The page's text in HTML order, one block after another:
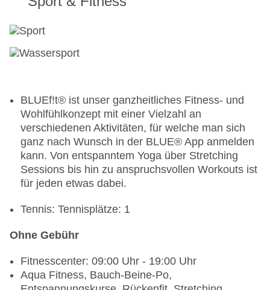
Galadinner: wöchentlich, ohne Gebühr
Restaurants: 4
Gerichte: ohne Gebühr, Anfrage notwendig,
Gebühr, täglich 07:00 Uhr - 11:00 Uhr und 18:30
Uhr - 21:30 Uhr, mit Terrasse, angemessene
Kleidung erwünscht
Restaurant „Culinarium“: à la carte, Anfrage &
Reservierung notwendig, gegen Gebühr,
mehrmals pro Woche 18:30 Uhr - 22:00 Uhr, mit
Terrasse, angemessene Kleidung erwünscht
carte, Reservierung notwendig, gegen Gebühr,
angemessene Kleidung erwünscht
gegen Gebühr, 18:30 Uhr - 22:00 Uhr
Bars & mehr: 6
BLUEf!t® ist unser ganzheitliches Fitness- und
Wohlfühlkonzept mit einer Vielzahl an
verschiedenen Aktivitäten, für welche man sich
ganz nach Wunsch in der BLUE® App anmelden
kann. Von entspanntem Yoga über Stretching
Sessions bis hin zu anspruchsvollen Workouts ist
für jeden etwas dabei.
Tennis: Tennisplätze: 1
Ohne Gebühr
Fitnesscenter: 09:00 Uhr - 19:00 Uhr
Aqua Fitness, Bauch-Beine-Po,